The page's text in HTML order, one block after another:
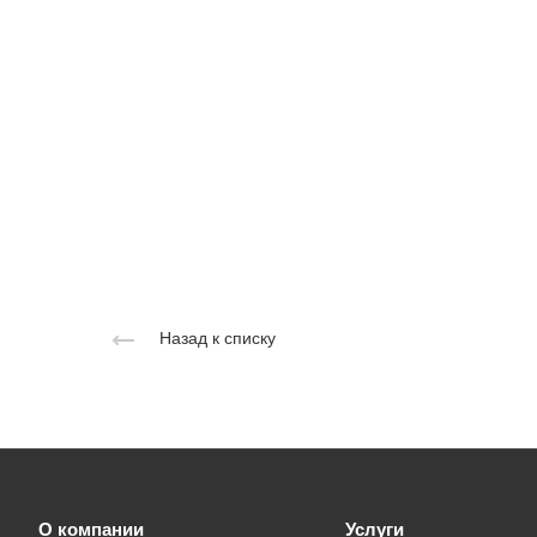
Назад к списку
О компании Услуги